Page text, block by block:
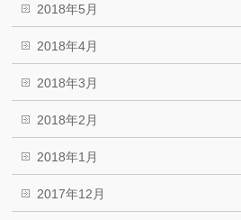
2018年5月
2018年4月
2018年3月
2018年2月
2018年1月
2017年12月